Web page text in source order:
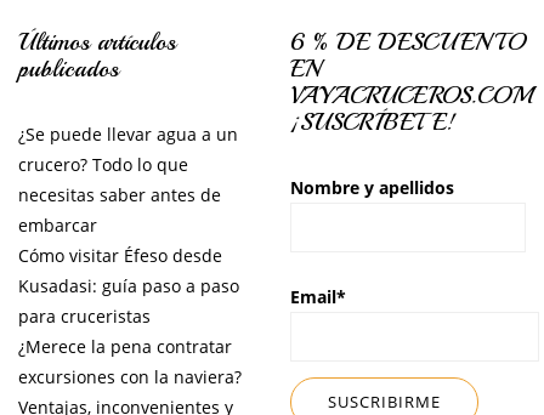
Últimos artículos
publicados
¿Se puede llevar agua a un
crucero? Todo lo que
necesitas saber antes de
embarcar
Cómo visitar Éfeso desde
Kusadasi: guía paso a paso
para cruceristas
¿Merece la pena contratar
excursiones con la naviera?
Ventajas, inconvenientes y
6 % DE DESCUENTO
EN
VAYACRUCEROS.COM
¡SUSCRÍBETE!
Nombre y apellidos
Email*